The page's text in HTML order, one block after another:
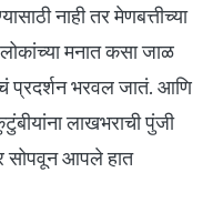
नाही तर मेणबत्तीच्या
लोकांच्या मनात कसा जाळ
प्रदर्शन भरवल जातं. आणि
लाखभराची पुंजी
सोपवून आपले हात